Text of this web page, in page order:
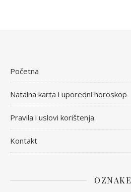
Početna
Natalna karta i uporedni horoskop
Pravila i uslovi korištenja
Kontakt
OZNAKE